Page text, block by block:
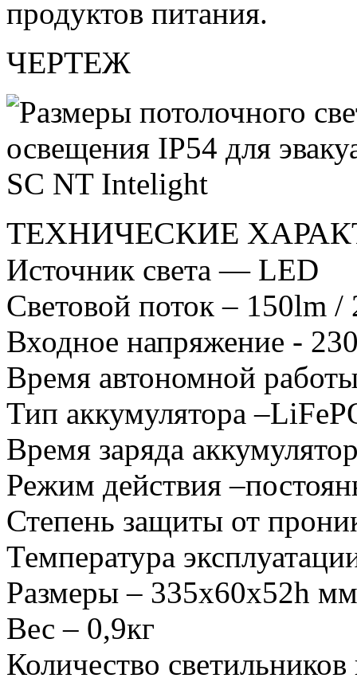
продуктов питания.
ЧЕРТЕЖ
ТЕХНИЧЕСКИЕ
Источник света — LED
Световой поток – 150lm /
Входное напряжение -
Время автономной
Тип аккумулятора
Время заряда
Режим действия
Степень защиты от
Температура
Размеры – 335х60х52h мм
Вес – 0,9кг
Количество